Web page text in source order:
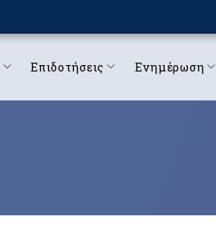
Επιδοτήσεις Ενημέρωση